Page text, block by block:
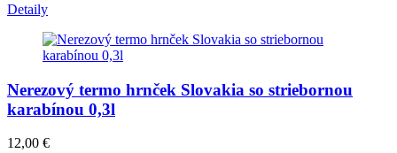
Detaily
Nerezový termo hrnček Slovakia so striebornou
karabínou 0,3l
12,00 €